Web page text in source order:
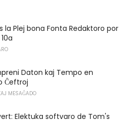
la Plej bona Fonta Redaktoro por
Daton kaj Tempo en
Ĉeftroj
MESAĜADO
Elektuka softvaro de Tom's